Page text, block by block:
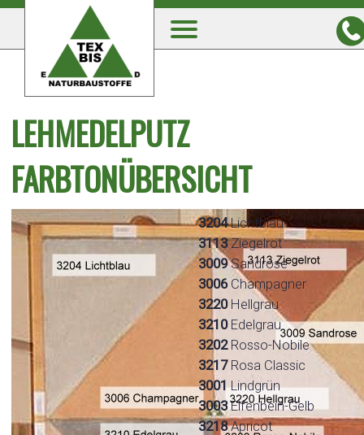
LEHMEDELPUTZ
FARBTONÜBERSICHT
3204Lichtblau
3113Ziegelrot
3009Sandrose
3006Champagner
3220Hellgrau
3210Edelgrau
3202Rosso-Nobile
3217Rosa Classic
3001Lindgrün
3003Elfenbein-Gelb
3218Apricot